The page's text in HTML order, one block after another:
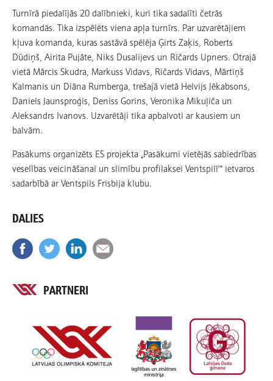
Turnīrā piedalījās 20 dalībnieki, kuri tika sadalīti četrās
komandās. Tika izspēlēts viena apļa turnīrs. Par uzvarētājiem
kļuva komanda, kuras sastāvā spēlēja Ģirts Zaķis, Roberts
Dūdiņš, Airita Pujāte, Niks Dusalijevs un Ričards Upners. Otrajā
vietā Mārcis Skudra, Markuss Vidavs, Ričards Vidavs, Mārtiņš
Kalmanis un Diāna Rumberga, trešajā vietā Helvijs Jēkabsons,
Daniels Jaunsproģis, Deniss Gorins, Veronika Mikuļiča un
Aleksandrs Ivanovs. Uzvarētāji tika apbalvoti ar kausiem un
balvām.
Pasākums organizēts ES projekta „Pasākumi vietējās sabiedrības
veselības veicināšanai un slimību profilaksei Ventspilī’” ietvaros
sadarbībā ar Ventspils Frisbija klubu.
DALIES
PARTNERI